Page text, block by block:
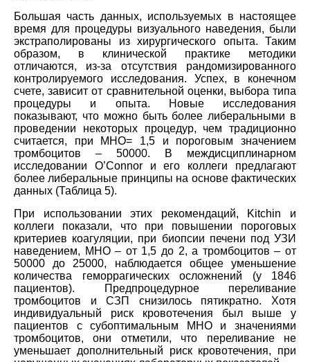
Большая часть данных, используемых в настоящее
время для процедуры визуального наведения, были
экстраполированы из хирургического опыта. Таким
образом, в клинической практике методики
отличаются, из-за отсутствия рандомизированного
контролируемого исследования. Успех, в конечном
счете, зависит от сравнительной оценки, выбора типа
процедуры и опыта. Новые исследования
показывают, что можно быть более либеральными в
проведении некоторых процедур, чем традиционно
считается, при МНО= 1,5 и пороговым значением
тромбоцитов – 50000. В междисциплинарном
исследовании O’Connor и его коллеги предлагают
более либеральные принципы на основе фактических
данных (Таблица 5).
При использовании этих рекомендаций, Kitchin и
коллеги показали, что при повышении пороговых
критериев коагуляции, при биопсии печени под УЗИ
наведением, МНО – от 1,5 до 2, а тромбоцитов – от
50000 до 25000, наблюдается общее уменьшение
количества геморрагических осложнений (у 1846
пациентов). Предпроцедурное переливание
тромбоцитов и СЗП снизилось пятикратно. Хотя
индивидуальный риск кровотечения был выше у
пациентов с субоптимальным МНО и значениями
тромбоцитов, они отметили, что переливание не
уменьшает дополнительный риск кровотечения, при